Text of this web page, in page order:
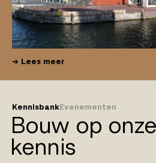
Lees meer
KennisbankEvenementen
Bouw op onze
kennis